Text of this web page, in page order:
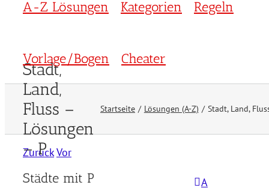
A-Z Lösungen Kategorien Regeln
Vorlage/Bogen Cheater
Stadt,
Land,
Fluss –
Lösungen
– P
Startseite Lösungen (A-Z) Stadt, Land,
ZurückVor
Städte mit P
A